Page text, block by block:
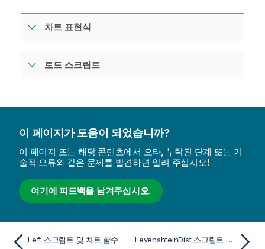
차트 표현식
로드 스크립트
이 페이지가 도움이 되었습니까?
이 페이지 또는 해당 콘텐츠에서 오타, 누락된 단계 또는 기
술적 오류와 같은 문제를 발견하면 알려 주십시오!
여기에 피드백을 남겨주십시오.
Left 스크립트 및 차트 함수 LevenshteinDist 스크립트 및 차트 함수